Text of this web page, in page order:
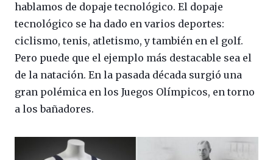
hablamos de dopaje tecnológico. El dopaje
tecnológico se ha dado en varios deportes:
ciclismo, tenis, atletismo, y también en el golf.
Pero puede que el ejemplo más destacable sea el
de la natación. En la pasada década surgió una
gran polémica en los Juegos Olímpicos, en torno
a los bañadores.